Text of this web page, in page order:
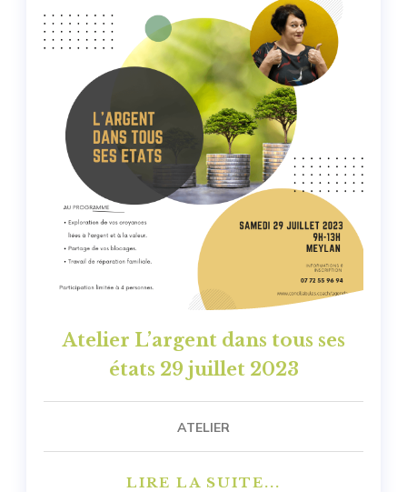
Atelier L’argent dans tous ses
états 29 juillet 2023
ATELIER
LIRE LA SUITE...